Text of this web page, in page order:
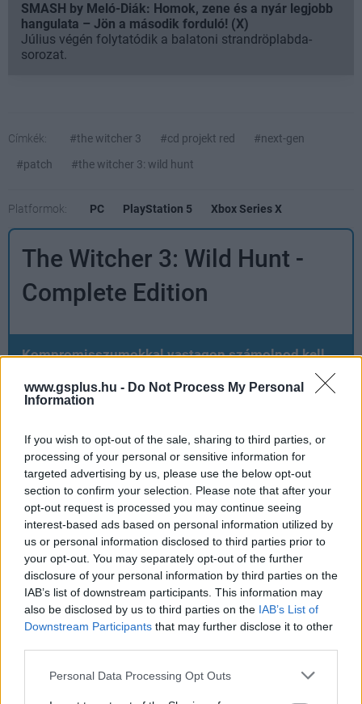
www.gsplus.hu - Do Not Process My Personal
Information
If you wish to opt-out of the sale, sharing to third parties, or
processing of your personal or sensitive information for
targeted advertising by us, please use the below opt-out
section to confirm your selection. Please note that after your
opt-out request is processed you may continue seeing
interest-based ads based on personal information utilized by
us or personal information disclosed to third parties prior to
your opt-out. You may separately opt-out of the further
disclosure of your personal information by third parties on the
IAB’s list of downstream participants. This information may
also be disclosed by us to third parties on the IAB’s List of
Downstream Participants that may further disclose it to other
Please note that this website/app uses one or more Google
Personal Data Processing Opt Outs
SMASH by Meló-Diák: Homok, zene és a nyár legjobb
hangulata – Jön a második forduló! (X)
Július végén folytatódik a balatoni strandröplabda-
sorozat.
Címkék: #the witcher 3 #cd projekt red
#next-gen
#patch
#the witcher 3: wild hunt
Platformok: PC PlayStation 5 Xbox Series X
The Witcher 3: Wild Hunt -
Complete Edition
Kompromisszumokkal vastagon számolnod kell,
Switchen is pörgetheted.
Ami tetszett
Komplett Witcher-élmény
Ügyesen átemelt irányítás
Offline is tökéletesen működik
Ami nem tetszett